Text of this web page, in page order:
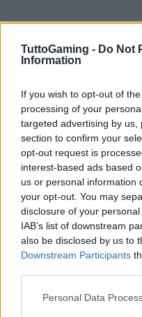
TuttoGaming - Do Not
Information
If you wish to opt-out of
processing of your
targeted advertising by
section to confirm your
opt-out request is
interest-based ads based
us or personal information
your opt-out. You may
disclosure of your
IAB’s list of downstream
also be disclosed by us to
Downstream Participants
Please note that this
Personal Data
Continua a